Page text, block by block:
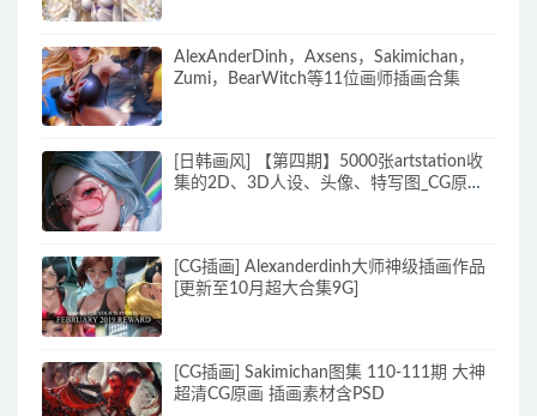
AlexAnderDinh，Axsens，Sakimichan，
Zumi，BearWitch等11位画师插画合集
[日韩画风] 【第四期】5000张artstation收
集的2D、3D人设、头像、特写图_CG原画
[CG插画] Alexanderdinh大师神级插画作品
[更新至10月超大合集9G]
[CG插画] Sakimichan图集 110-111期 大神
超清CG原画 插画素材含PSD